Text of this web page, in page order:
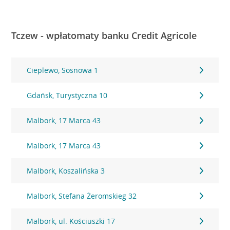
Tczew - wpłatomaty banku Credit Agricole
Cieplewo, Sosnowa 1
Gdańsk, Turystyczna 10
Malbork, 17 Marca 43
Malbork, 17 Marca 43
Malbork, Koszalińska 3
Malbork, Stefana Żeromskieg 32
Malbork, ul. Kościuszki 17